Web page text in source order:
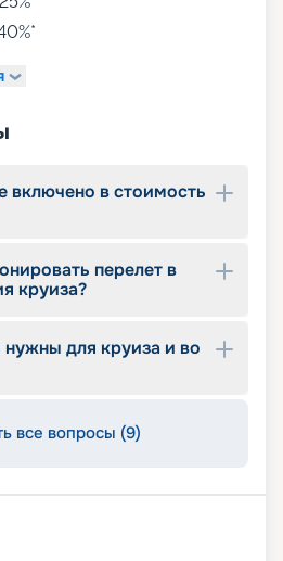
лучший отдых в мире! Для
места,
включено в стоимость
перелет в
круиза?
для круиза и во
все вопросы (9)